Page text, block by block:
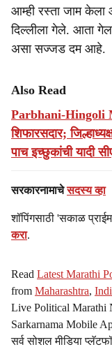
आम्ही रस्ता जाम केला
दिल्लीला गेले. आता
असा सज्जड दम आहे.
Also Read
Parbhani-Hingoli
शिफारसदार;
पाच इच्छुकांची यादी
सरकारनामाचेसदस्य व्हा
शॉपिंगसाठी 'सकाळ
करा.
Read Latest Marathi
from Maharashtra,
Live Political Marathi
Sarkarnama Mobile
सर्व सोशल मीडिया